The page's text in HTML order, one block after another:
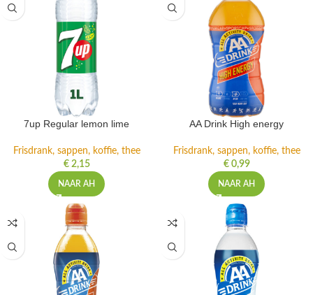
7up Regular lemon lime
Frisdrank, sappen, koffie, thee
€2,15
NAAR AH
AA Drink High energy
Frisdrank, sappen, koffie, thee
€0,99
NAAR AH